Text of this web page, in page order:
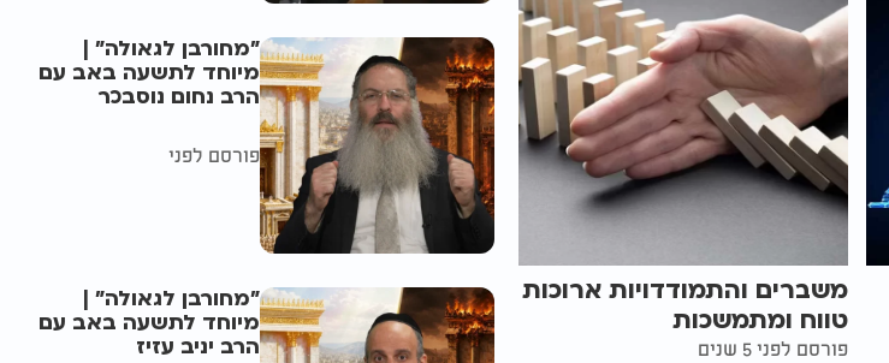
משברים והתמודדויות ארוכות
טווח ומתמשכות
פורסם לפני 5 שנים
"מחורבן לגאולה" |
מיוחד לתשעה באב עם
הרב נחום נוסבכר
פורסם לפני
"מחורבן לגאולה" |
מיוחד לתשעה באב עם
הרב יניב עזיז